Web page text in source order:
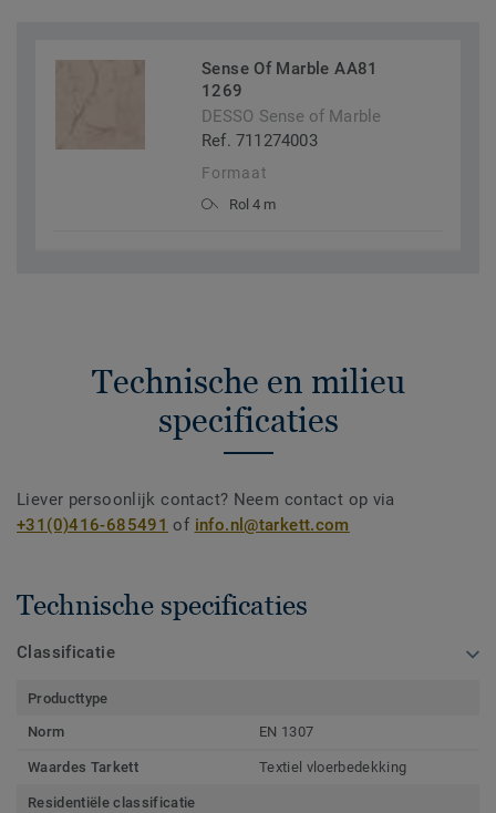
Sense Of Marble AA81
1269
DESSO Sense of Marble
Ref. 711274003
Formaat
Rol 4 m
Technische en milieu
specificaties
Liever persoonlijk contact? Neem contact op via
+31(0)416-685491 of info.nl@tarkett.com
Technische specificaties
Classificatie
Producttype
Norm
EN 1307
Waardes Tarkett Textiel vloerbedekking
Residentiële classificatie